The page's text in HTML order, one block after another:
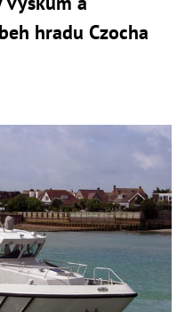
hradu Czocha